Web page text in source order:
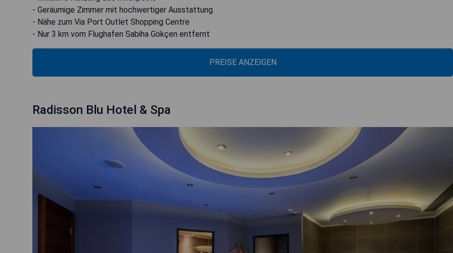
- Geräumige Zimmer mit hochwertiger Ausstattung
- Nähe zum Via Port Outlet Shopping Centre
- Nur 3 km vom Flughafen Sabiha Gökçen entfernt
PREISE ANZEIGEN
Radisson Blu Hotel & Spa